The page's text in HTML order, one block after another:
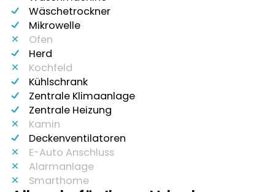
Wäschetrockner
Mikrowelle
Ofen
Herd
Kochfeld
Kühlschrank
Zentrale Klimaanlage
Zentrale Heizung
Kamin
Deckenventilatoren
E-Auto Anschluss
Alarmanlage
Smarthome